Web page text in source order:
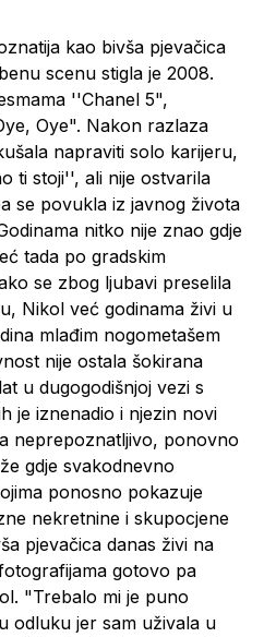
kao bivša pjevačica
scenu stigla je 2008.
''Chanel 5",
Oye". Nakon razlaza
napraviti solo karijeru,
ti stoji'', ali nije ostvarila
se povukla iz javnog života
nitko nije znao gdje
tada po gradskim
se zbog ljubavi preselila
Nikol već godinama živi u
mlađim nogometašem
nije ostala šokirana
u dugogodišnjoj vezi s
je iznenadio i njezin novi
neprepoznatljivo, ponovno
gdje svakodnevno
ponosno pokazuje
nekretnine i skupocjene
pjevačica danas živi na
gotovo pa
"Trebalo mi je puno
odluku jer sam uživala u